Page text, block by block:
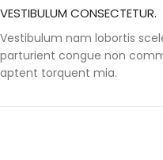
VESTIBULUM CONSECTETUR.
Vestibulum nam lobortis
parturient congue non
aptent torquent mia.